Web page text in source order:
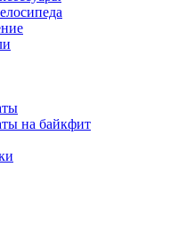
на байкфит